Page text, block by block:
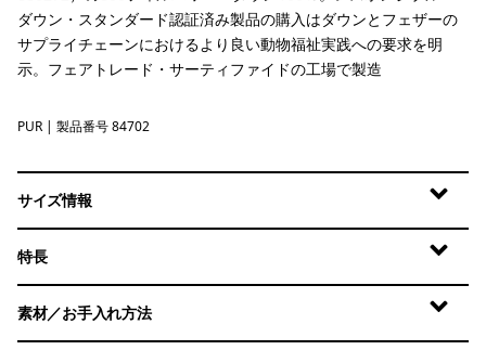
ダウン・スタンダード認証済み製品の購入はダウンとフェザーの
サプライチェーンにおけるより良い動物福祉実践への要求を明
示。フェアトレード・サーティファイドの工場で製造
Purple
PUR | 製品番号 84702
サイズ情報
特長
素材／お手入れ方法